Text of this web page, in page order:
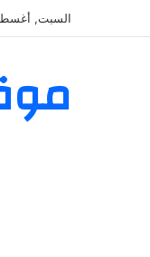
السبت, أغسطس 8